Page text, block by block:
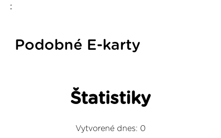
:
Podobné E-karty
Štatistiky
Vytvorené dnes: 0